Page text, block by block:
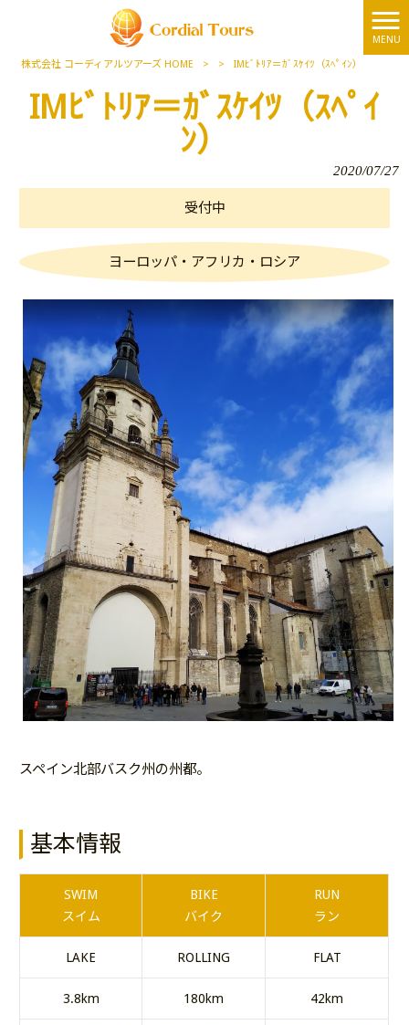
MENU
株式会社 コーディアルツアーズ HOME > > IMﾋﾞﾄﾘｱ＝ｶﾞｽｹｲﾂ（ｽﾍﾟｲﾝ）
IMﾋﾞﾄﾘｱ＝ｶﾞｽｹｲﾂ（ｽﾍﾟｲ
ﾝ）
2020/07/27
受付中
ヨーロッパ・アフリカ・ロシア
スペイン北部バスク州の州都。
基本情報
SWIM
スイム
BIKE
バイク
RUN
ラン
LAKE ROLLING FLAT
3.8km 180km 42km